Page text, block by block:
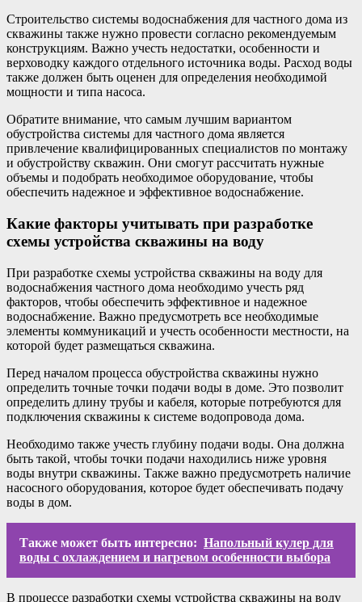
Строительство системы водоснабжения для частного дома из
скважины также нужно провести согласно рекомендуемым
конструкциям. Важно учесть недостатки, особенности и
верховодку каждого отдельного источника воды. Расход воды
также должен быть оценен для определения необходимой
мощности и типа насоса.
Обратите внимание, что самым лучшим вариантом
обустройства системы для частного дома является
привлечение квалифицированных специалистов по монтажу
и обустройству скважин. Они смогут рассчитать нужные
объемы и подобрать необходимое оборудование, чтобы
обеспечить надежное и эффективное водоснабжение.
Какие факторы учитывать при разработке
схемы устройства скважины на воду
При разработке схемы устройства скважины на воду для
водоснабжения частного дома необходимо учесть ряд
факторов, чтобы обеспечить эффективное и надежное
водоснабжение. Важно предусмотреть все необходимые
элементы коммуникаций и учесть особенности местности, на
которой будет размещаться скважина.
Перед началом процесса обустройства скважины нужно
определить точные точки подачи воды в доме. Это позволит
определить длину трубы и кабеля, которые потребуются для
подключения скважины к системе водопровода дома.
Необходимо также учесть глубину подачи воды. Она должна
быть такой, чтобы точки подачи находились ниже уровня
воды внутри скважины. Также важно предусмотреть наличие
насосного оборудования, которое будет обеспечивать подачу
воды в дом.
Также может быть интересно: Напольный кулер для
воды с охлаждением и нагревом особенности выбора
В процессе разработки схемы устройства скважины на воду